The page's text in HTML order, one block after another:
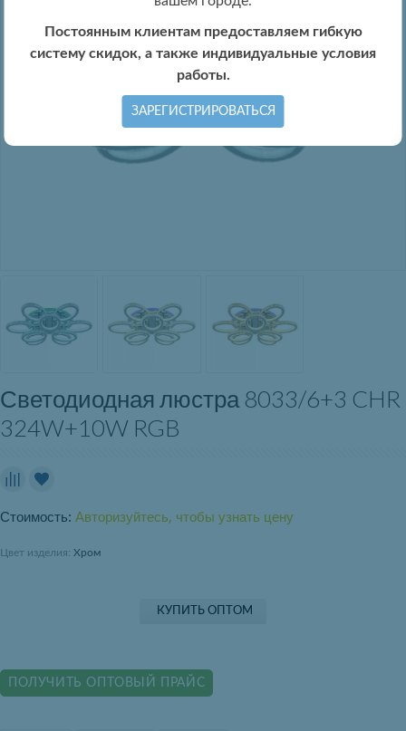
Светодиодная люстра 8033/6+3 CHR
324W+10W RGB
Стоимость: Авторизуйтесь, чтобы узнать цену
Цвет изделия: Хром
КУПИТЬ ОПТОМ
ПОЛУЧИТЬ ОПТОВЫЙ ПРАЙС
Постоянным клиентам предоставляем гибкую
систему скидок, а также индивидуальные условия
работы.
ЗАРЕГИСТРИРОВАТЬСЯ